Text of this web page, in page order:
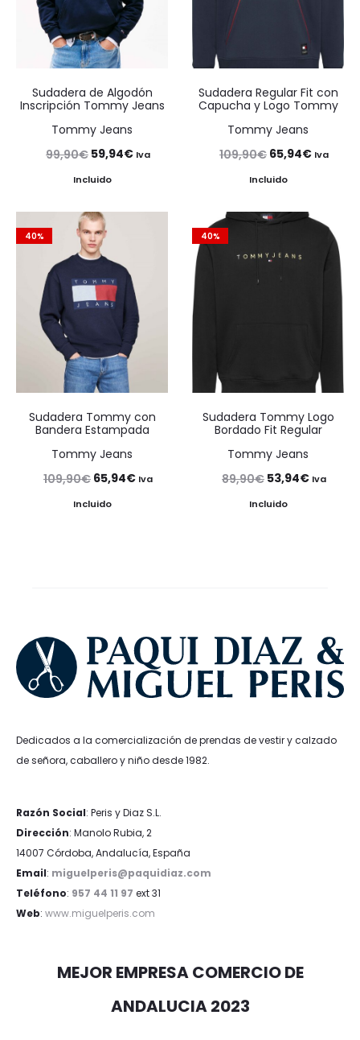
Sudadera de Algodón
Inscripción Tommy Jeans
Tommy Jeans
99,90€ El
precio
era:
99,90€.
59,94€ElIva
Incluido
Sudadera Regular Fit con
Capucha y Logo Tommy
Tommy Jeans
109,90€ El
precio
era:
109,90€.
65,94€El
es:
65,94€.
Iva
Incluido
40%
Sudadera Tommy con
Bandera Estampada
Tommy Jeans
109,90€ El
precio
65,94€ElIva
Incluido
40%
Sudadera Tommy Logo
Bordado Fit Regular
Tommy Jeans
89,90€ El
precio
53,94€ElIva
Incluido
Dedicados a la comercialización de prendas de vestir y calzado
de señora, caballero y niño desde 1982.
Razón Social: Peris y Diaz S.L.
Dirección: Manolo Rubia, 2
14007 Córdoba, Andalucía, España
Email: miguelperis@paquidiaz.com
Teléfono: 957 44 11 97 ext 31
Web: www.miguelperis.com
MEJOR EMPRESA COMERCIO DE
ANDALUCIA 2023